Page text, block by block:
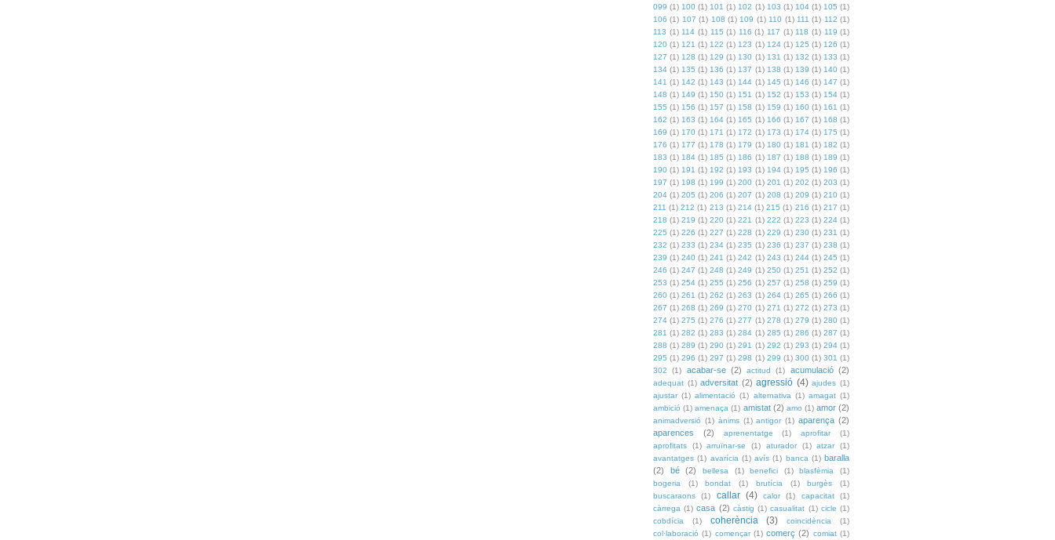
099 (1) 100 (1) 101 (1) 102 (1) 103 (1) 104 (1) 105 (1)
106 (1) 107 (1) 108 (1) 109 (1) 110 (1) 111 (1) 112 (1)
113 (1) 114 (1) 115 (1) 116 (1) 117 (1) 118 (1) 119 (1)
120 (1) 121 (1) 122 (1) 123 (1) 124 (1) 125 (1) 126 (1)
127 (1) 128 (1) 129 (1) 130 (1) 131 (1) 132 (1) 133 (1)
134 (1) 135 (1) 136 (1) 137 (1) 138 (1) 139 (1) 140 (1)
141 (1) 142 (1) 143 (1) 144 (1) 145 (1) 146 (1) 147 (1)
148 (1) 149 (1) 150 (1) 151 (1) 152 (1) 153 (1) 154 (1)
155 (1) 156 (1) 157 (1) 158 (1) 159 (1) 160 (1) 161 (1)
162 (1) 163 (1) 164 (1) 165 (1) 166 (1) 167 (1) 168 (1)
169 (1) 170 (1) 171 (1) 172 (1) 173 (1) 174 (1) 175 (1)
176 (1) 177 (1) 178 (1) 179 (1) 180 (1) 181 (1) 182 (1)
183 (1) 184 (1) 185 (1) 186 (1) 187 (1) 188 (1) 189 (1)
190 (1) 191 (1) 192 (1) 193 (1) 194 (1) 195 (1) 196 (1)
197 (1) 198 (1) 199 (1) 200 (1) 201 (1) 202 (1) 203 (1)
204 (1) 205 (1) 206 (1) 207 (1) 208 (1) 209 (1) 210 (1)
211 (1) 212 (1) 213 (1) 214 (1) 215 (1) 216 (1) 217 (1)
218 (1) 219 (1) 220 (1) 221 (1) 222 (1) 223 (1) 224 (1)
225 (1) 226 (1) 227 (1) 228 (1) 229 (1) 230 (1) 231 (1)
232 (1) 233 (1) 234 (1) 235 (1) 236 (1) 237 (1) 238 (1)
239 (1) 240 (1) 241 (1) 242 (1) 243 (1) 244 (1) 245 (1)
246 (1) 247 (1) 248 (1) 249 (1) 250 (1) 251 (1) 252 (1)
253 (1) 254 (1) 255 (1) 256 (1) 257 (1) 258 (1) 259 (1)
260 (1) 261 (1) 262 (1) 263 (1) 264 (1) 265 (1) 266 (1)
267 (1) 268 (1) 269 (1) 270 (1) 271 (1) 272 (1) 273 (1)
274 (1) 275 (1) 276 (1) 277 (1) 278 (1) 279 (1) 280 (1)
281 (1) 282 (1) 283 (1) 284 (1) 285 (1) 286 (1) 287 (1)
288 (1) 289 (1) 290 (1) 291 (1) 292 (1) 293 (1) 294 (1)
295 (1) 296 (1) 297 (1) 298 (1) 299 (1) 300 (1) 301 (1)
302
(1) acabar-se (2) actitud (1) acumulació (2)
adequat (1) adversitat (2) agressió (4) ajudes (1)
ajustar (1) alimentació (1) alternativa (1) amagat (1)
ambició (1) amenaça (1) amistat (2) amo (1) amor (2)
animadversió (1) ànims (1) antigor (1) aparença (2)
aparences
(2) aprenentatge (1) aprofitar
(1)
aprofitats
(1) arruïnar-se (1) aturador (1) atzar
(1)
avantatges (1) avarícia (1) avís (1) banca (1) baralla
(2)
bé (2) bellesa (1) benefici (1) blasfèmia
(1)
bogeria
(1) bondat (1) brutícia (1) burgès
(1)
buscaraons
(1) callar (4) calor (1) capacitat
(1)
càrrega (1) casa (2) càstig (1) casualitat (1) cicle (1)
cobdícia
(1) coherència (3) coincidència
(1)
col·laboració (1) començar (1) comerç (2) comiat (1)